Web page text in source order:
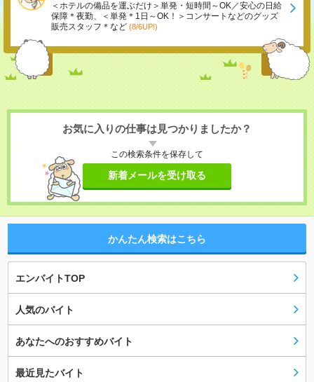
＜ホテルの備品を運ぶだけ＞単発・短時間～OK／安心の日給
保障＊夜勤、＜単発＊1日～OK！＞コンサートなどのグッズ
販売スタッフ＊など (8/6UP!)
お気に入りの仕事は見つかりましたか？
この検索条件を保存して
新着メールを受け取る
かんたん検索はこちら
エンバイトTOP
人気のバイト
あなたへのおすすめバイト
最近見たバイト